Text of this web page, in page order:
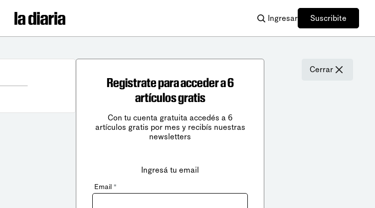
Ingresar Suscribite
Cerrar
Registrate para acceder a 6
artículos gratis
Con tu cuenta gratuita accedés a 6
artículos gratis por mes y recibís nuestras
newsletters
Ingresá tu email
Email *